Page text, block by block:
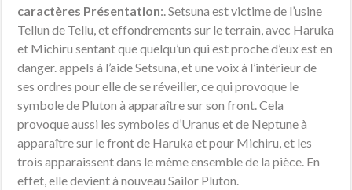
caractères Présentation:. Setsuna est victime de l’usine
Tellun de Tellu, et effondrements sur le terrain, avec Haruka
et Michiru sentant que quelqu’un qui est proche d’eux est en
danger. appels à l’aide Setsuna, et une voix à l’intérieur de
ses ordres pour elle de se réveiller, ce qui provoque le
symbole de Pluton à apparaître sur son front. Cela
provoque aussi les symboles d’Uranus et de Neptune à
apparaître sur le front de Haruka et pour Michiru, et les
trois apparaissent dans le même ensemble de la pièce. En
effet, elle devient à nouveau Sailor Pluton.